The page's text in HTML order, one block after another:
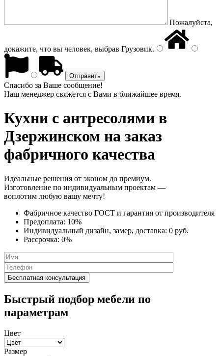
Пожалуйста,
докажите, что вы человек, выбрав Грузовик.
Спасибо за Ваше сообщение!
Наш менеджер свяжется с Вами в ближайшее время.
Кухни с антресолями в
Дзержинском на заказ
фабричного качества
Идеальные решения от эконом до премиум.
Изготовление по индивидуальным проектам —
воплотим любую вашу мечту!
Фабричное качество ГОСТ и гарантия от производителя
Предоплата: 10%
Индивидуальный дизайн, замер, доставка: 0 руб.
Рассрочка: 0%
Быстрый подбор мебели по
параметрам
Цвет
Размер